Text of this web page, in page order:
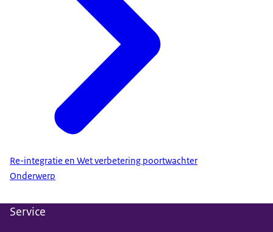
Re-integratie en Wet verbetering poortwachter
Onderwerp
Service